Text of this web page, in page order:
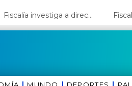
Fiscalía investiga a director de la Bella Luz por presunto abuso contra cantante Naldy Saldaña